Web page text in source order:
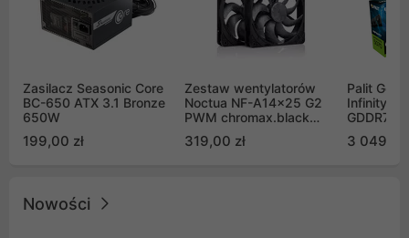
Zasilacz Seasonic Core
BC-650 ATX 3.1 Bronze
650W
199,00 zł
Zestaw wentylatorów
Noctua NF-A14x25 G2
PWM chromax.black
Push Pull (2szt)
319,00 zł
Palit
Infinity 3
GDDR7
GB2050S)
3 049,00
Nowości